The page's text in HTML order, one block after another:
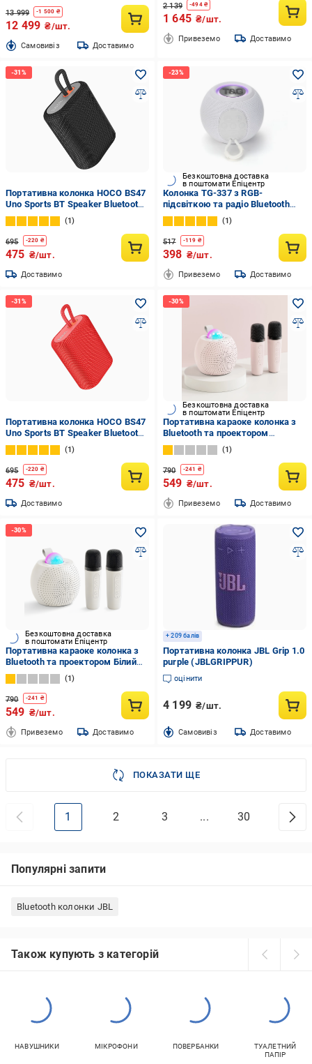
13 999 -1 500 ₴
12 499 ₴/шт.
Cамовивіз Доставимо
2 139 -494₴
1 645 ₴/шт.
Привеземо Доставимо
Портативна колонка HOCO BS47
Uno Sports BT Speaker Bluetooth
Black (000092)
1
695 -220 ₴
475 ₴/шт.
Доставимо
Безкоштовна доставка
в поштомати Епіцентр
Колонка TG-337 з RGB-
підсвіткою та радіо Bluetooth
Білий (TG-337O)
1
517 -119 ₴
398 ₴/шт.
Привеземо Доставимо
Портативна колонка HOCO BS47
Uno Sports BT Speaker Bluetooth
Red (000093)
1
695 -220 ₴
475 ₴/шт.
Доставимо
Безкоштовна доставка
в поштомати Епіцентр
Портативна караоке колонка з
Bluetooth та проектором
Рожевий (12952)
1
790 -241 ₴
549 ₴/шт.
Привеземо Доставимо
Безкоштовна доставка
в поштомати Епіцентр
Портативна караоке колонка з
Bluetooth та проектором Білий
(28524432)
1
790 -241 ₴
549 ₴/шт.
Привеземо Доставимо
+ 209 балів
Портативна колонка JBL Grip 1.0
purple (JBLGRIPPUR)
оцінити
4 199 ₴/шт.
Cамовивіз Доставимо
ПОКАЗАТИ ЩЕ
1 2 3 ... 30
Популярні запити
Bluetooth колонки JBL
Також купують з категорій
НАВУШНИКИ МІКРОФОНИ ПОВЕРБАНКИ
ТУАЛЕТНИЙ
ПАПІР